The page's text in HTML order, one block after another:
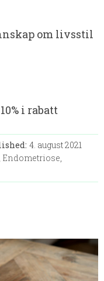
om livsstil
i rabatt
4. august 2021
Endometriose,